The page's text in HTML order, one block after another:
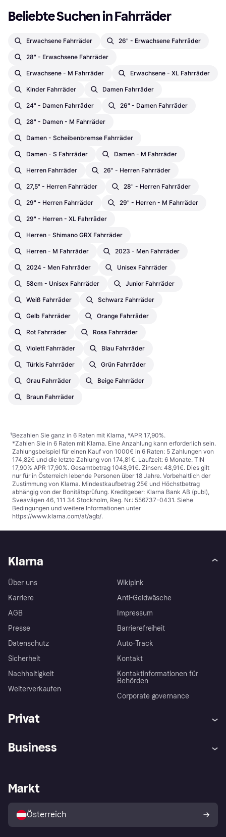
Beliebte Suchen in Fahrräder
Erwachsene Fahrräder 26" - Erwachsene Fahrräder
28" - Erwachsene Fahrräder
Erwachsene - M Fahrräder Erwachsene - XL Fahrräder
Kinder Fahrräder Damen Fahrräder
24" - Damen Fahrräder 26" - Damen Fahrräder
28" - Damen - M Fahrräder
Damen - Scheibenbremse Fahrräder
Damen - S Fahrräder Damen - M Fahrräder
Herren Fahrräder 26" - Herren Fahrräder
27,5" - Herren Fahrräder 28" - Herren Fahrräder
29" - Herren Fahrräder 29" - Herren - M Fahrräder
29" - Herren - XL Fahrräder
Herren - Shimano GRX Fahrräder
Herren - M Fahrräder 2023 - Men Fahrräder
2024 - Men Fahrräder Unisex Fahrräder
58cm - Unisex Fahrräder Junior Fahrräder
Weiß Fahrräder Schwarz Fahrräder
Gelb Fahrräder Orange Fahrräder
Rot Fahrräder Rosa Fahrräder
Violett Fahrräder Blau Fahrräder
Türkis Fahrräder Grün Fahrräder
Grau Fahrräder Beige Fahrräder
Braun Fahrräder
¹Bezahlen Sie ganz in 6 Raten mit Klarna, *APR 17,90%.
*Zahlen Sie in 6 Raten mit Klarna. Eine Anzahlung kann erforderlich sein.
Zahlungsbeispiel für einen Kauf von 1000€ in 6 Raten: 5 Zahlungen von
174,82€ und die letzte Zahlung von 174,81€. Laufzeit: 6 Monate. TIN
17,90% APR 17,90%. Gesamtbetrag 1048,91€. Zinsen: 48,91€. Dies gilt
nur für in Österreich lebende Personen über 18 Jahre. Vorbehaltlich der
Zustimmung von Klarna. Mindestkaufbetrag 25€ und Höchstbetrag
abhängig von der Bonitätsprüfung. Kreditgeber: Klarna Bank AB (publ),
Sveavägen 46, 111 34 Stockholm, Reg. Nr.: 556737-0431. Siehe
Bedingungen und weitere Informationen unter
https://www.klarna.com/at/agb/.
Klarna
Über uns
Karriere
AGB
Presse
Datenschutz
Sicherheit
Nachhaltigkeit
Weiterverkaufen
Wikipink
Anti-Geldwäsche
Impressum
Barrierefreiheit
Auto-Track
Kontakt
Kontaktinformationen für
Behörden
Corporate governance
Privat
Shops entdecken
Business
Händlerportal
Markt
Österreich